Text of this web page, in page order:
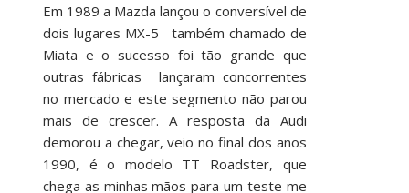
Em 1989 a Mazda lançou o conversível de
dois lugares MX-5 também chamado de
Miata e o sucesso foi tão grande que
outras fábricas lançaram concorrentes
no mercado e este segmento não parou
mais de crescer. A resposta da Audi
demorou a chegar, veio no final dos anos
1990, é o modelo TT Roadster, que
chega as minhas mãos para um teste me